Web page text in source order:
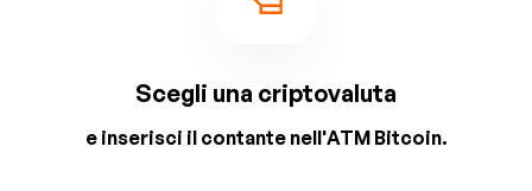
Scegli una criptovaluta
e inserisci il contante nell'ATM Bitcoin.